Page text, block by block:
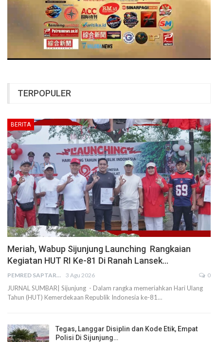
TERPOPULER
BERITA
Meriah, Wabup Sijunjung Launching Rangkaian
Kegiatan HUT RI Ke-81 Di Ranah Lansek…
PEMRED SAPTARIUS 3 Agu 2026 0
JURNAL SUMBAR| Sijunjung - Dalam rangka memeriahkan Hari Ulang
Tahun (HUT) Kemerdekaan Republik Indonesia ke-81…
Tegas, Langgar Disiplin dan Kode Etik, Empat
Polisi Di Sijunjung…